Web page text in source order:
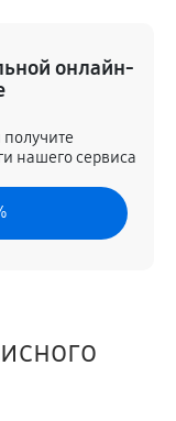
AH049T
онлайн-
получите
нашего сервиса